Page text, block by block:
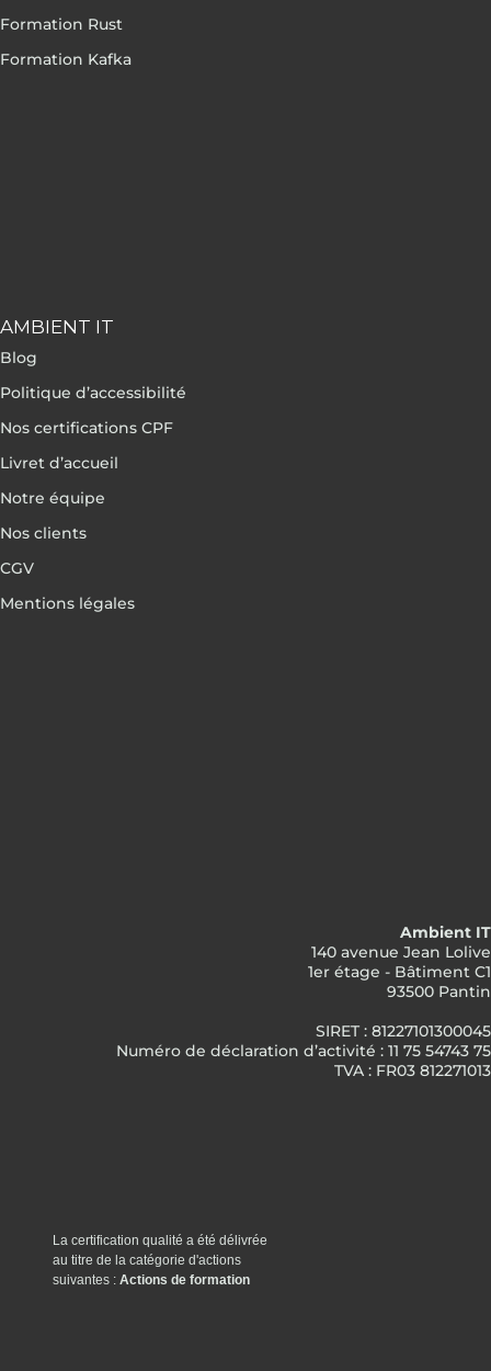
Formation Rust
Formation Kafka
AMBIENT IT
Blog
Politique d’accessibilité
Nos certifications CPF
Livret d’accueil
Notre équipe
Nos clients
CGV
Mentions légales
Ambient IT
140 avenue Jean Lolive
1er étage - Bâtiment C1
93500 Pantin
SIRET : 81227101300045
Numéro de déclaration d’activité : 11 75 54743 75
TVA : FR03 812271013
La certification qualité a été délivrée
au titre de la catégorie d'actions
suivantes : Actions de formation